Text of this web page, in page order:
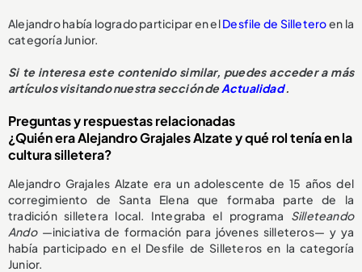
Alejandro había logrado participar en elDesfile de Silleteroen la
categoría Junior.
Si te interesa este contenido similar, puedes acceder a más
artículos visitando nuestra sección deActualidad.
Preguntas y respuestas relacionadas
¿Quién era Alejandro Grajales Alzate y qué rol tenía en la
cultura silletera?
Alejandro Grajales Alzate era un adolescente de 15 años del
corregimiento de Santa Elena que formaba parte de la
tradición silletera local. Integraba el programa Silleteando
Ando—iniciativa de formación para jóvenes silleteros— y ya
había participado en el Desfile de Silleteros en la categoría
Junior.